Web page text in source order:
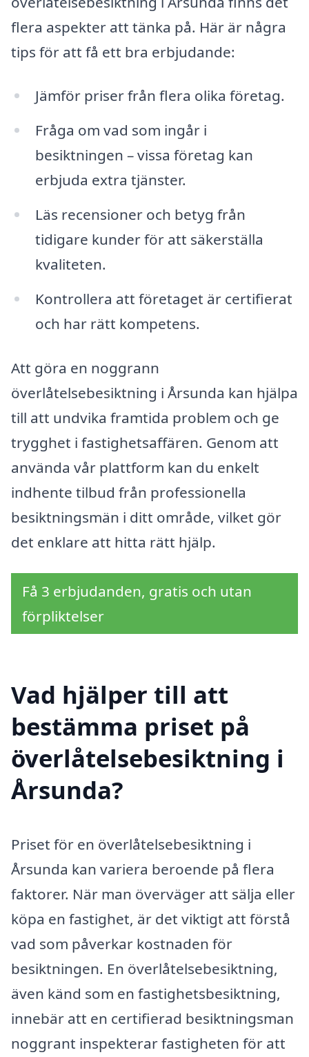
flera aspekter att tänka på. Här är några
tips för att få ett bra erbjudande:
Jämför priser från flera olika företag.
Fråga om vad som ingår i
besiktningen – vissa företag kan
erbjuda extra tjänster.
Läs recensioner och betyg från
tidigare kunder för att säkerställa
kvaliteten.
Kontrollera att företaget är certifierat
och har rätt kompetens.
Att göra en noggrann
överlåtelsebesiktning i Årsunda kan hjälpa
till att undvika framtida problem och ge
trygghet i fastighetsaffären. Genom att
använda vår plattform kan du enkelt
indhente tilbud från professionella
besiktningsmän i ditt område, vilket gör
det enklare att hitta rätt hjälp.
Få 3 erbjudanden, gratis och utan
förpliktelser
Vad hjälper till att
bestämma priset på
överlåtelsebesiktning i
Årsunda?
Priset för en överlåtelsebesiktning i
Årsunda kan variera beroende på flera
faktorer. När man överväger att sälja eller
köpa en fastighet, är det viktigt att förstå
vad som påverkar kostnaden för
besiktningen. En överlåtelsebesiktning,
även känd som en fastighetsbesiktning,
innebär att en certifierad besiktningsman
noggrant inspekterar fastigheten för att